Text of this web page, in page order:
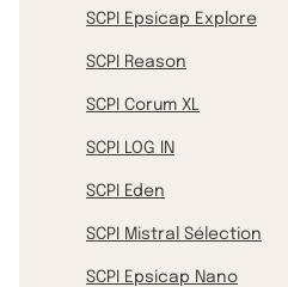
SCPI Epsicap Explore
SCPI Reason
SCPI Corum XL
SCPI LOG IN
SCPI Eden
SCPI Mistral Sélection
SCPI Epsicap Nano